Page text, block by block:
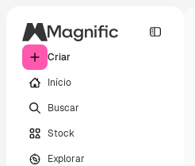
Criar
Início
Buscar
Stock
Explorar